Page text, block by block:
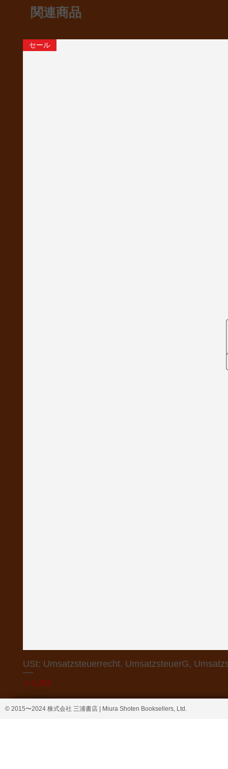
関連商品
セール
USt: Umsatzsteuerrecht. UmsatzsteuerG,
価格
￥4,368
© 2015〜2024 株式会社 三浦書店 | Miura Shoten Booksellers, Ltd.